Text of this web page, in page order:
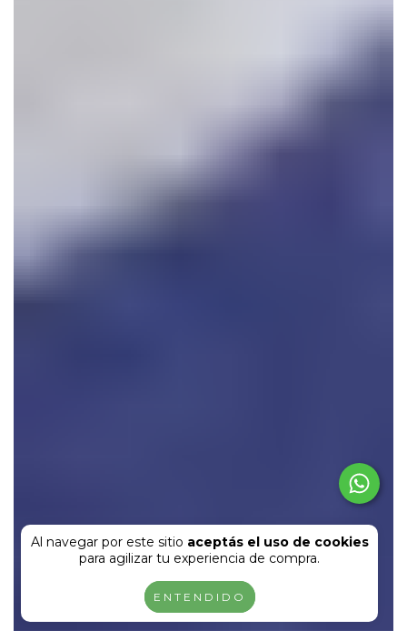
Al navegar por este sitio aceptás el uso de cookies
para agilizar tu experiencia de compra.
ENTENDIDO